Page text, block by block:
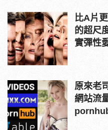
比A片
的超尺
實彈性
原來老
網站流